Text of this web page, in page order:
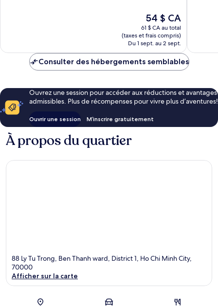
Le
prix
est
de
54 $ CA
54 $ CA
61 $ CA au total
(taxes et frais compris)
Du 1 sept. au 2 sept.
Consulter des hébergements semblables
Ouvrez une session pour accéder aux réductions et avantages
admissibles. Plus de récompenses pour vivre plus d’aventures!
Ouvrir une session M’inscrire gratuitement
À propos du quartier
88 Ly Tu Trong, Ben Thanh ward, District 1, Ho Chi Minh City,
70000
Afficher sur la carte